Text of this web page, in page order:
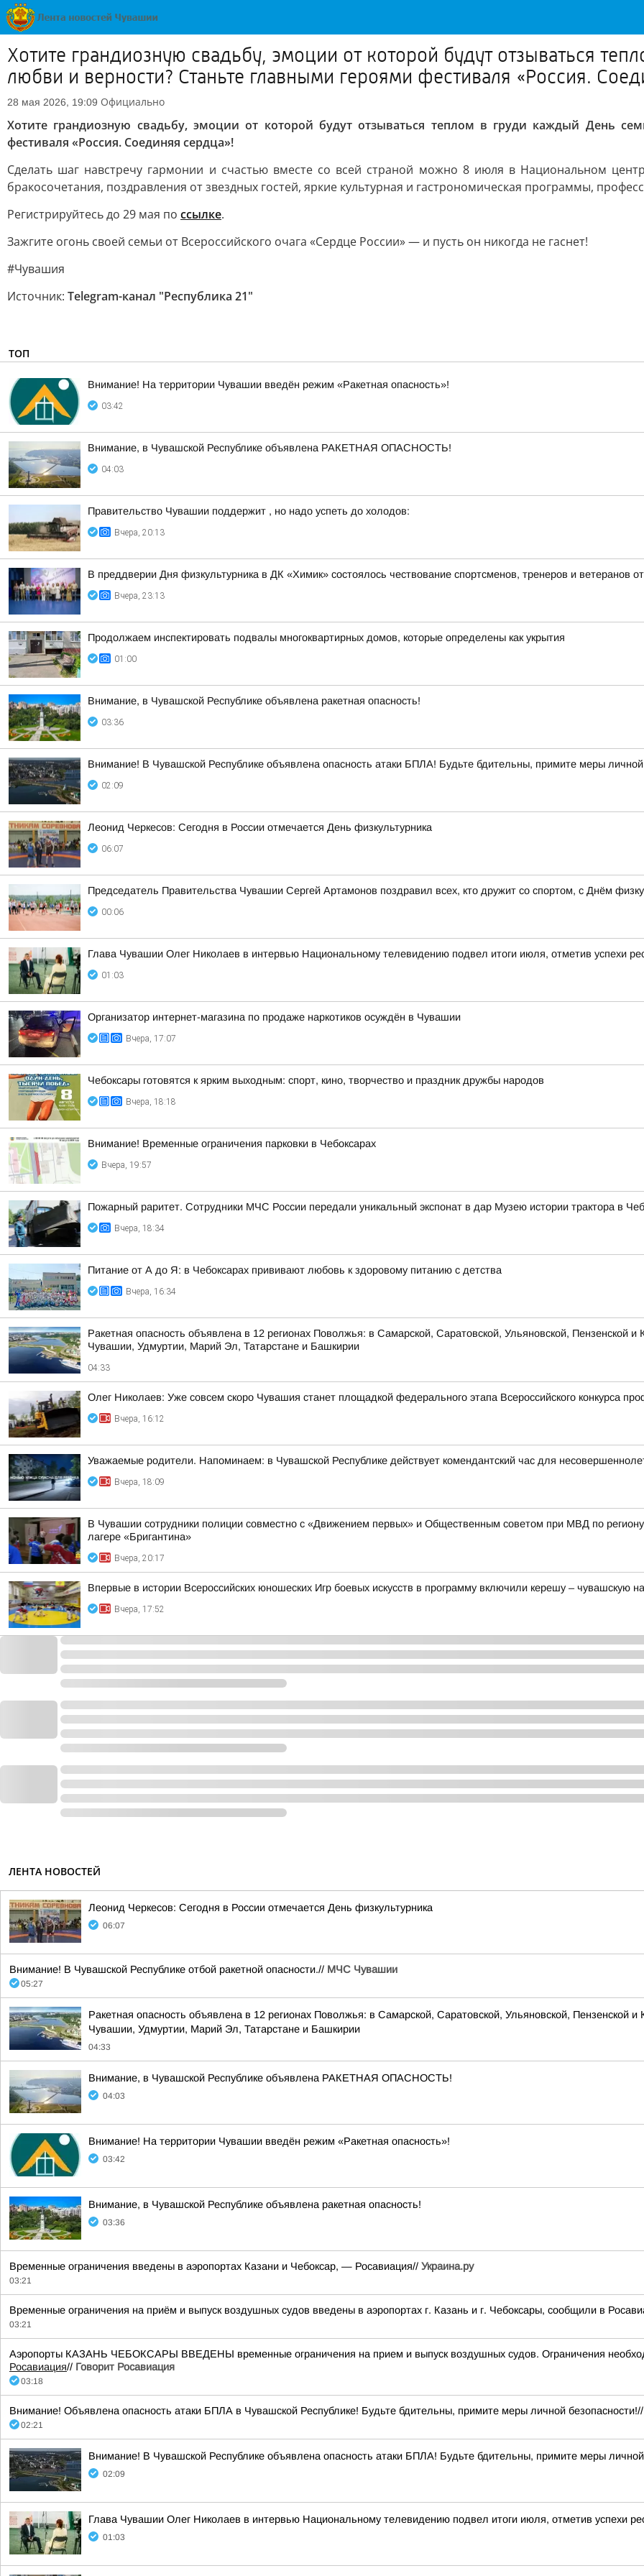
Хотите грандиозную свадьбу, эмоции от которой будут отзываться
любви и верности? Станьте главными героями фестиваля «Россия.
28 мая 2026, 19:09 Официально
Хотите грандиозную свадьбу, эмоции от которой будут отзываться теплом в груди каждый День
фестиваля «Россия. Соединяя сердца»!
Сделать шаг навстречу гармонии и счастью вместе со всей страной можно 8 июля в Национальном
бракосочетания, поздравления от звездных гостей, яркие культурная и гастрономическая программы,
Регистрируйтесь до 29 мая по ссылке.
Зажгите огонь своей семьи от Всероссийского очага «Сердце России» — и пусть он никогда не гаснет!
#Чувашия
Источник: Telegram-канал "Республика 21"
ТОП
Внимание! На территории Чувашии введён режим «Ракетная опасность»!
03:42
Внимание, в Чувашской Республике объявлена РАКЕТНАЯ ОПАСНОСТЬ!
04:03
Правительство Чувашии поддержит , но надо успеть до холодов:
Вчера, 20:13
В преддверии Дня физкультурника в ДК «Химик» состоялось чествование спортсменов, тренеров и ветеранов
Вчера, 23:13
Продолжаем инспектировать подвалы многоквартирных домов, которые определены как укрытия
01:00
Внимание, в Чувашской Республике объявлена ракетная опасность!
03:36
Внимание! В Чувашской Республике объявлена опасность атаки БПЛА! Будьте бдительны, примите меры личной
02:09
Леонид Черкесов: Сегодня в России отмечается День физкультурника
06:07
Председатель Правительства Чувашии Сергей Артамонов поздравил всех, кто дружит со спортом, с Днём
00:06
Глава Чувашии Олег Николаев в интервью Национальному телевидению подвел итоги июля, отметив успехи
01:03
Организатор интернет-магазина по продаже наркотиков осуждён в Чувашии
Вчера, 17:07
Чебоксары готовятся к ярким выходным: спорт, кино, творчество и праздник дружбы народов
Вчера, 18:18
Внимание! Временные ограничения парковки в Чебоксарах
Вчера, 19:57
Пожарный раритет. Сотрудники МЧС России передали уникальный экспонат в дар Музею истории трактора в
Вчера, 18:34
Питание от А до Я: в Чебоксарах прививают любовь к здоровому питанию с детства
Вчера, 16:34
Ракетная опасность объявлена в 12 регионах Поволжья: в Самарской, Саратовской, Ульяновской, Пензенской
Чувашии, Удмуртии, Марий Эл, Татарстане и Башкирии
04:33
Олег Николаев: Уже совсем скоро Чувашия станет площадкой федерального этапа Всероссийского конкурса
Вчера, 16:12
Уважаемые родители. Напоминаем: в Чувашской Республике действует комендантский час для
Вчера, 18:09
В Чувашии сотрудники полиции совместно с «Движением первых» и Общественным советом при МВД по
лагере «Бригантина»
Вчера, 20:17
Впервые в истории Всероссийских юношеских Игр боевых искусств в программу включили керешу – чувашскую
Вчера, 17:52
ЛЕНТА НОВОСТЕЙ
Леонид Черкесов: Сегодня в России отмечается День физкультурника
06:07
Внимание! В Чувашской Республике отбой ракетной опасности.// МЧС Чувашии
05:27
Ракетная опасность объявлена в 12 регионах Поволжья: в Самарской, Саратовской, Ульяновской, Пензенской
Чувашии, Удмуртии, Марий Эл, Татарстане и Башкирии
04:33
Внимание, в Чувашской Республике объявлена РАКЕТНАЯ ОПАСНОСТЬ!
04:03
Внимание! На территории Чувашии введён режим «Ракетная опасность»!
03:42
Внимание, в Чувашской Республике объявлена ракетная опасность!
03:36
Временные ограничения введены в аэропортах Казани и Чебоксар, — Росавиация// Украина.ру
03:21
Временные ограничения на приём и выпуск воздушных судов введены в аэропортах г. Казань и г. Чебоксары, сообщили в
03:21
Аэропорты КАЗАНЬ ЧЕБОКСАРЫ ВВЕДЕНЫ временные ограничения на прием и выпуск воздушных судов. Ограничения
Росавиация// Говорит Росавиация
03:18
Внимание! Объявлена опасность атаки БПЛА в Чувашской Республике! Будьте бдительны, примите меры личной безопасности!//
02:21
Внимание! В Чувашской Республике объявлена опасность атаки БПЛА! Будьте бдительны, примите меры личной
02:09
Глава Чувашии Олег Николаев в интервью Национальному телевидению подвел итоги июля, отметив успехи
01:03